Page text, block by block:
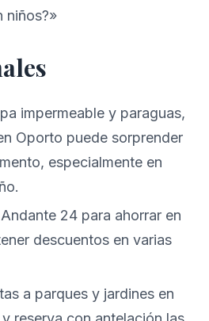
niños?»
impermeable y paraguas,
Oporto puede sorprender
especialmente en
24 para ahorrar en
descuentos en varias
a parques y jardines en